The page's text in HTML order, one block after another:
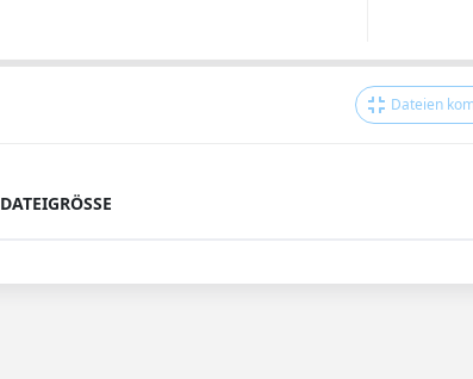
Dateien
DATEIGRÖSSE